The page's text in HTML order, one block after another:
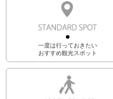
一度は行っておきたい
おすすめ観光スポット